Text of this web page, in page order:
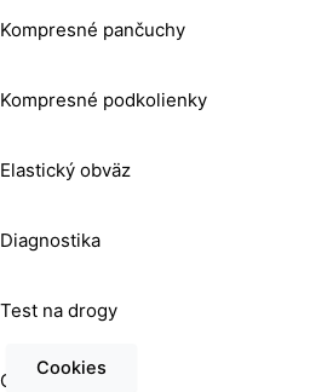
Kompresné pančuchy
Kompresné podkolienky
Elastický obväz
Diagnostika
Test na drogy
Ostatné testy
Cookies